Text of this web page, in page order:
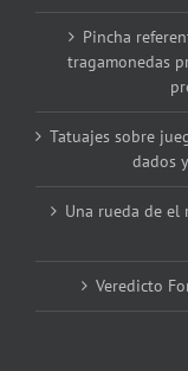
Pincha
tragamonedas
Tatuajes sobre
dados
Una rueda de
Veredicto